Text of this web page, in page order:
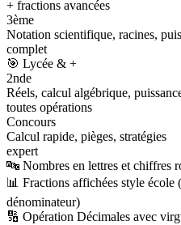
+ fractions avancées
3ème
Notation scientifique, racines,
complet
🎯 Lycée & +
2nde
Réels, calcul algébrique,
toutes opérations
Concours
Calcul rapide, pièges, stratégies
expert
🔤 Nombres en lettres et chiffres
📊 Fractions affichées style école
dénominateur)
🔢 Opération Décimales avec